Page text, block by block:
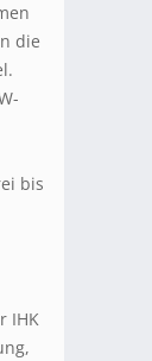
die
bis
IHK